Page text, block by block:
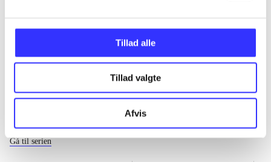
Tillad alle
Tillad valgte
Afvis
...
Gå til serien